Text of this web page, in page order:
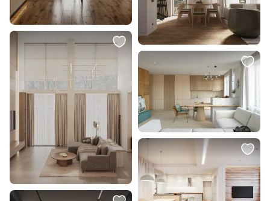
26 500 ₽
Подвесной светильник 2K
Светомастерская ASTRA 011 -
300 мм CG2023
7 490 ₽
Светильник подвесной Arte
Lamp GEMELLI A2150SP-1WG
В корзину